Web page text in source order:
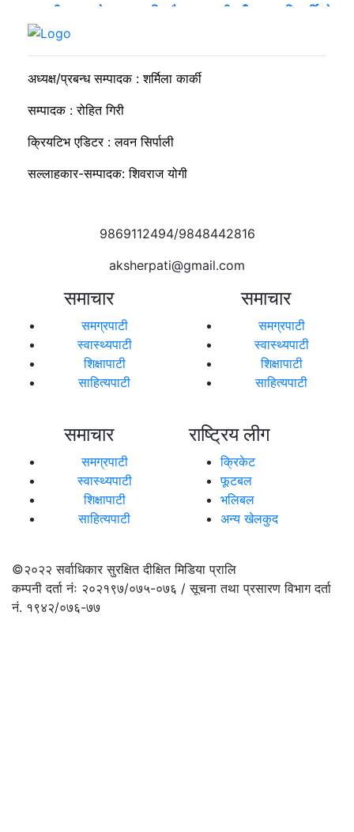
व्यवसायी मुन्दडाको घरमा एकाबिहानै खानतलासी, पाँच घन्टापछि फर्कियो
अध्यक्ष/प्रबन्ध सम्पादक : शर्मिला कार्की
सम्पादक : रोहित गिरी
क्रियटिभ एडिटर : लवन सिर्पाली
सल्लाहकार-सम्पादक: शिवराज योगी
9869112494/9848442816
aksherpati@gmail.com
समाचार
समग्रपाटी
स्वास्थ्यपाटी
शिक्षापाटी
साहित्यपाटी
समाचार
समग्रपाटी
स्वास्थ्यपाटी
शिक्षापाटी
साहित्यपाटी
समाचार
समग्रपाटी
स्वास्थ्यपाटी
शिक्षापाटी
साहित्यपाटी
राष्ट्रिय लीग
क्रिकेट
फूटबल
भलिबल
अन्य खेलकुद
©२०२२सर्वाधिकार सुरक्षित दीक्षित मिडिया प्रालि
कम्पनी दर्ता नंः २०२१९७/०७५-०७६ / सूचना तथा प्रसारण विभाग दर्ता
नं. १९४२/०७६-७७